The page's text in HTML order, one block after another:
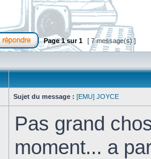
Page1sur1 [ 7 message(s) ]
Sujet du message : [EMU] JOYCE
Pas grand
moment... a